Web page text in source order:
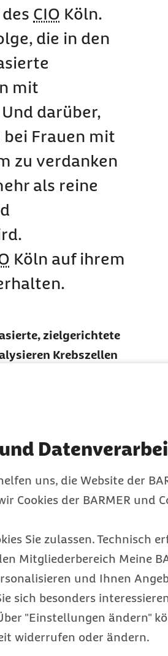
uns, die Website der
Cookies der BARMER und
Sie zulassen. Technisch
Mitgliederbereich Meine
und Ihnen
sich besonders
"Einstellungen ändern"
widerrufen oder ändern.
CIO Köln.
die in den
mit
darüber,
bei Frauen mit
zu verdanken
als reine
Köln auf ihrem
zielgerichtete
Krebszellen
Zellen, die eine
Therapie immer
Gen-Merkmale,
und damit auch
Behandlung
erleben
unser
des
des Tumors, die
finden wir
kleinzelligem
deutlich häufiger
der Lunge,